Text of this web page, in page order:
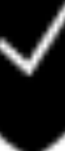
средство.
щетки
покрытия.
посудомоечных
x 4,6 (ШхДхВ)